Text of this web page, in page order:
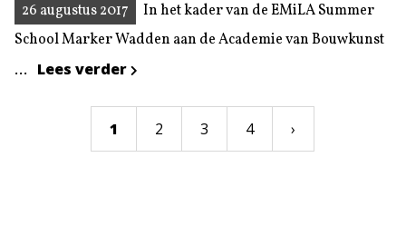
26 augustus 2017
In het kader van de EMiLA Summer
School Marker Wadden aan de Academie van Bouwkunst
... Lees verder
1 2 3 4 ›